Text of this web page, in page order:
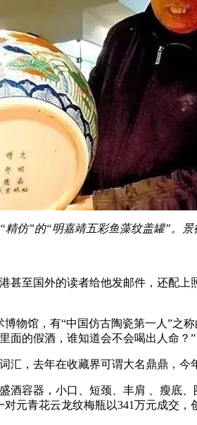
精仿”的“明嘉靖五彩鱼藻纹盖罐”。
甚至国外的读者给他发邮件，还配
物馆，有“中国仿古陶瓷第一人”之
面的假酒，谁知道会不会喝出人命？”
汇，去年在收藏界可谓大名鼎鼎，
酒容器，小口、短颈、丰肩 、瘦底
对元青花云龙纹梅瓶以341万元成交，